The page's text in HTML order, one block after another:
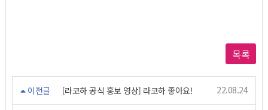
목록
이전글 [라코하 공식 홍보 영상] 라코하 좋아요! 22.08.24